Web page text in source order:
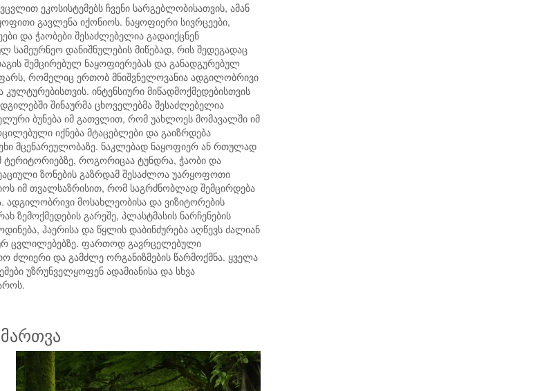
ეკოსისტემებს ჩვენი სარგებლობისათვის, ამან
გავლენა იქონიოს. ნაყოფიერი სივრცეები,
და ჭაობები შესაძლებელია გადაიქცნენ
სამეურნეო დანიშნულების მიწებად, რის შედეგადაც
შემცირებულ ნაყოფიერებას და განადგურებულ
რომელიც ერთობ მნიშვნელოვანია ადგილობრივი
კულტურებისთვის. ინტენსიური მიწადმოქმედებისთვის
შინაურმა ცხოველებმა შესაძლებელია
ბუნება იმ გათვლით, რომ უახლოეს მომავალში იმ
იქნება მტაცებლები და გაიზრდება
მცენარეულობაზე. ნაკლებად ნაყოფიერ ან რთულად
ტერიტორიებზე, როგორიცაა ტუნდრა, ჭაობი და
ზონების გაზრდამ შესაძლოა უარყოფოთი
იმ თვალსაზრისით, რომ საგრძნობლად შემცირდება
ადგილობრივი მოსახლეობისა და ვიზიტორების
ზემოქმედების გარეშე, პლასტმასის ნარჩენების
ჰაერისა და წყლის დაბინძურება აღწევს ძალიან
ცვლილებებზე. ფართოდ გავრცელებული
ძლიერი და გამძლე ორგანიზმების წარმოქმნა. ყველა
უზრუნველყოფენ ადამიანისა და სხვა